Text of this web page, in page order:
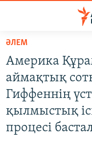
Skip
main
content
Skip
to
main
Navigation
Skip
САЯСАТ
AZATTYQTV
АДАМ ҚҰҚЫҚТАРЫ
ӘЛЕМ
Америка
аймақтық
Гиффеннің
қылмыстық
процесі